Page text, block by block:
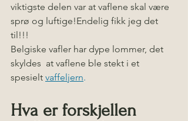
viktigste delen var at vaflene skal være
sprø og luftige!Endelig fikk jeg det
til!!!
Belgiske vafler har dype lommer, det
skyldes  at vaflene ble stekt i et
spesielt vaffeljern.
Hva er forskjellen